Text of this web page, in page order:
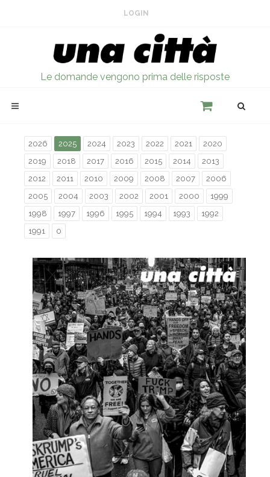
LOGIN
Le domande vengono prima delle risposte
2026 2025 2024 2023 2022 2021
2020
2019
2018 2017 2016 2015 2014
2013
2012
2011 2010 2009 2008 2007
2006
2005
2004 2003 2002 2001 2000
1999
1998
1997 1996 1995 1994 1993
1992
1991
0